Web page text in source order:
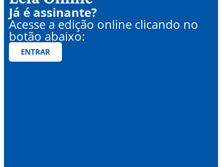
Já é assinante?
Acesse a edição online clicando no
botão abaixo:
ENTRAR